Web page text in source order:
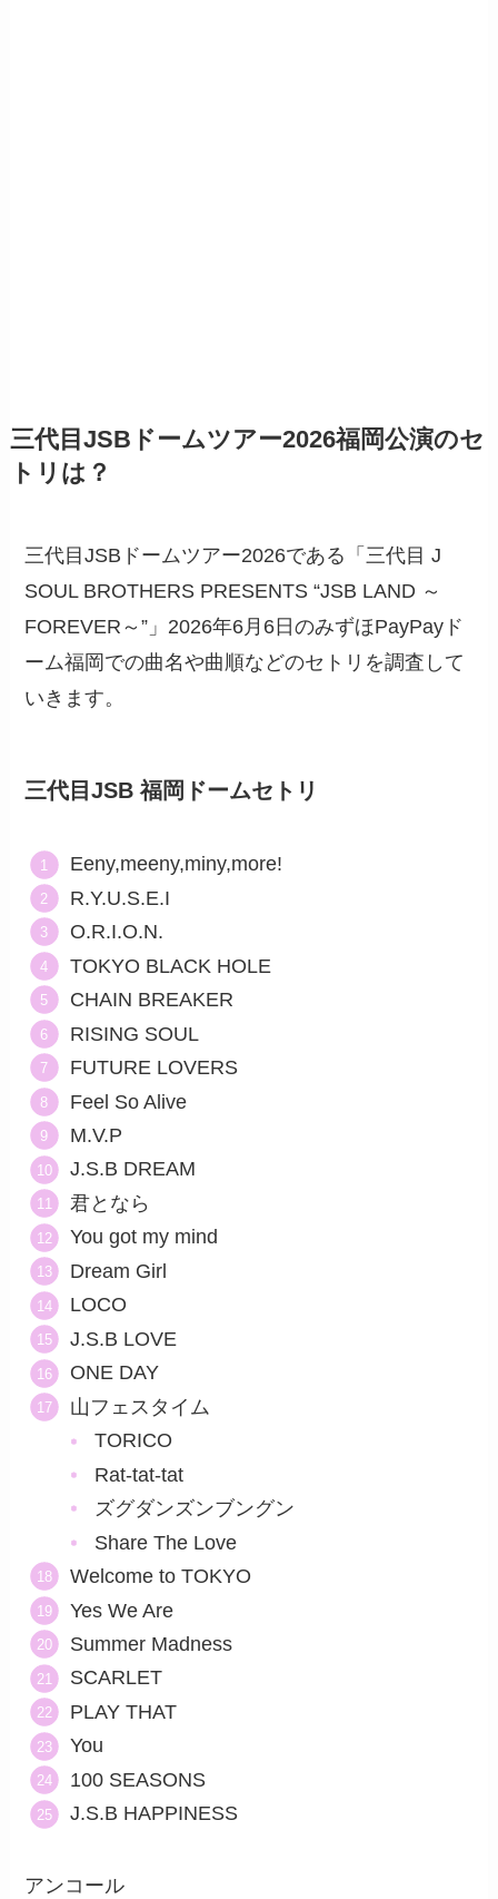
三代目JSBドームツアー2026福岡公演のセ
トリは？
三代目JSBドームツアー2026である「三代目 J
SOUL BROTHERS PRESENTS “JSB LAND ～
FOREVER～”」2026年6月6日のみずほPayPayド
ーム福岡での曲名や曲順などのセトリを調査して
いきます。
三代目JSB 福岡ドームセトリ
Eeny,meeny,miny,more!
R.Y.U.S.E.I
O.R.I.O.N.
TOKYO BLACK HOLE
CHAIN BREAKER
RISING SOUL
FUTURE LOVERS
Feel So Alive
M.V.P
J.S.B DREAM
君となら
You got my mind
Dream Girl
LOCO
J.S.B LOVE
ONE DAY
山フェスタイム
TORICO
Rat-tat-tat
ズグダンズンブングン
Share The Love
Welcome to TOKYO
Yes We Are
Summer Madness
SCARLET
PLAY THAT
You
100 SEASONS
J.S.B HAPPINESS
アンコール